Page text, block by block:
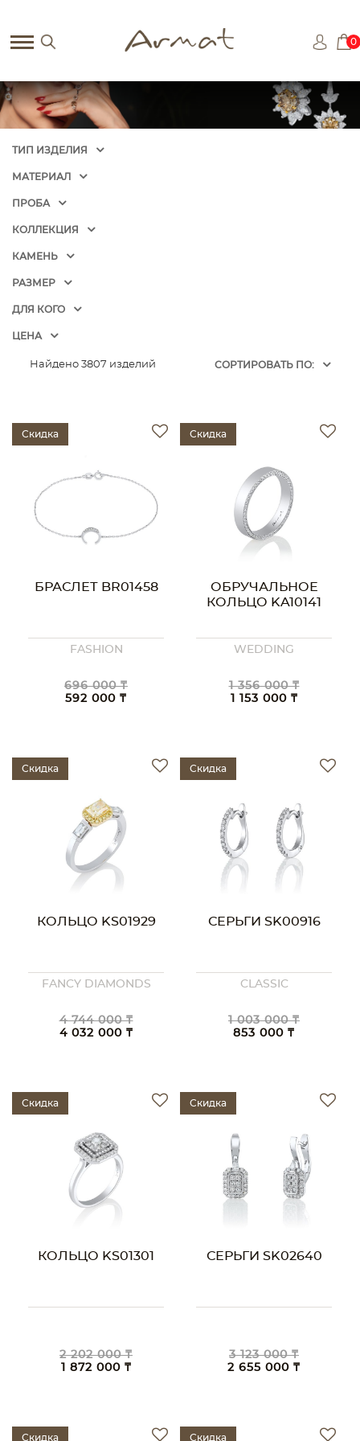
0
ТИП ИЗДЕЛИЯ
МАТЕРИАЛ
ПРОБА
КОЛЛЕКЦИЯ
КАМЕНЬ
РАЗМЕР
ДЛЯ КОГО
ЦЕНА
Найдено 3807 изделий CОРТИРОВАТЬ ПО:
Скидка
БРАСЛЕТ BR01458
FASHION
696 000 ₸
592 000 ₸
Скидка
ОБРУЧАЛЬНОЕ
КОЛЬЦО KA10141
WEDDING
1 356 000 ₸
1 153 000 ₸
Скидка
КОЛЬЦО KS01929
FANCY DIAMONDS
4 744 000 ₸
4 032 000 ₸
Скидка
СЕРЬГИ SK00916
CLASSIC
1 003 000 ₸
853 000 ₸
Скидка
КОЛЬЦО KS01301
2 202 000 ₸
1 872 000 ₸
Скидка
СЕРЬГИ SK02640
3 123 000 ₸
2 655 000 ₸
Скидка Скидка